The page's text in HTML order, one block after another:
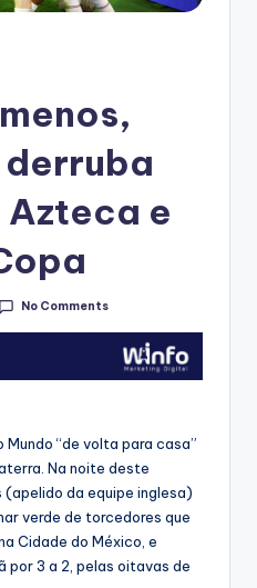
Azteca e
No Comments
“de volta para casa”
Na noite deste
(apelido da equipe inglesa)
verde de torcedores que
Cidade do México, e
por 3 a 2, pelas oitavas de